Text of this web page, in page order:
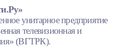
унитарное предприятие
телевизионная и
(ВГТРК).